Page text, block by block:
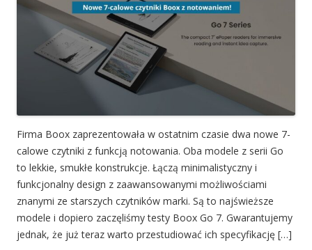
Firma Boox zaprezentowała w ostatnim czasie dwa nowe 7-
calowe czytniki z funkcją notowania. Oba modele z serii Go
to lekkie, smukłe konstrukcje. Łączą minimalistyczny i
funkcjonalny design z zaawansowanymi możliwościami
znanymi ze starszych czytników marki. Są to najświeższe
modele i dopiero zaczęliśmy testy Boox Go 7. Gwarantujemy
jednak, że już teraz warto przestudiować ich specyfikację […]